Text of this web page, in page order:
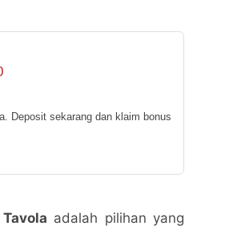
Deposit sekarang dan klaim bonus
adalah pilihan yang